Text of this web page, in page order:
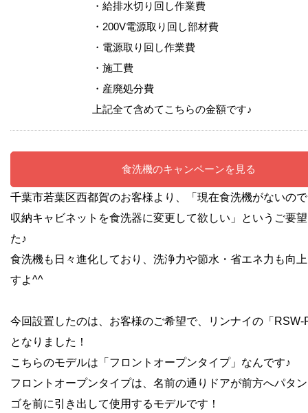
・給排水切り回し作業費
・200V電源取り回し部材費
・電源取り回し作業費
・施工費
・産廃処分費
上記全て含めてこちらの金額です♪
食洗機のキャンペーンを見る
千葉市若葉区西都賀のお客様より、「現在食洗機がないの
収納キャビネットを食洗器に変更して欲しい」というご要
た♪
食洗機も日々進化しており、洗浄力や節水・省エネ力も向
すよ^^
今回設置したのは、お客様のご希望で、リンナイの「RSW-
となりました！
こちらのモデルは「フロントオープンタイプ」なんです♪
フロントオープンタイプは、名前の通りドアが前方へパタ
ゴを前に引き出して使用するモデルです！